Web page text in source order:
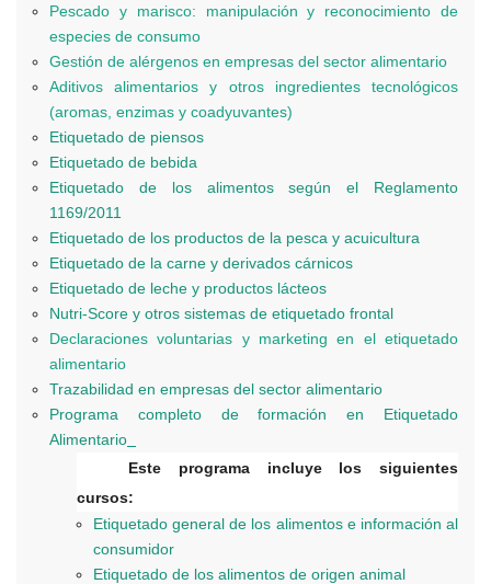
Pescado y marisco: manipulación y reconocimiento de
especies de consumo
Gestión de alérgenos en empresas del sector alimentario
Aditivos alimentarios y otros ingredientes tecnológicos
(aromas, enzimas y coadyuvantes)
Etiquetado de piensos
Etiquetado de bebida
Etiquetado de los alimentos según el Reglamento
1169/2011
Etiquetado de los productos de la pesca y acuicultura
Etiquetado de la carne y derivados cárnicos
Etiquetado de leche y productos lácteos
Nutri-Score y otros sistemas de etiquetado frontal
Declaraciones voluntarias y marketing en el etiquetado
alimentario
Trazabilidad en empresas del sector alimentario
Programa completo de formación en Etiquetado
Alimentario
Este programa incluye los siguientes
cursos:
Etiquetado general de los alimentos e información al
consumidor
Etiquetado de los alimentos de origen animal